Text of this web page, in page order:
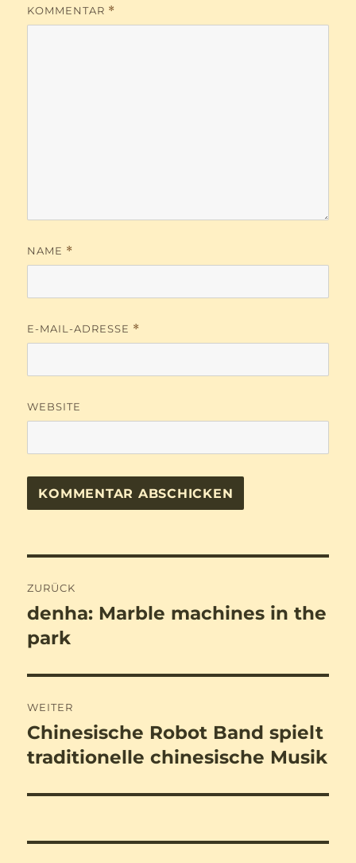
KOMMENTAR *
NAME *
E-MAIL-ADRESSE *
WEBSITE
ZURÜCK
Vorheriger
Beitrag:
denha: Marble machines in the
park
WEITER
Nächster
Beitrag:
Chinesische Robot Band spielt
traditionelle chinesische Musik